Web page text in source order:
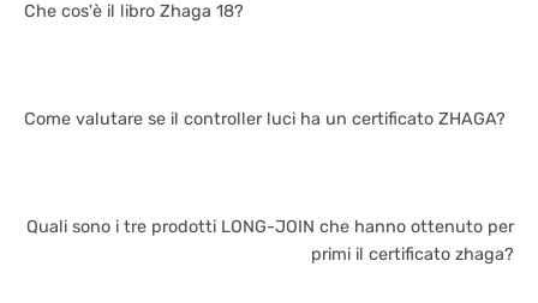
Che cos'è il libro Zhaga 18?
Come valutare se il controller luci ha un certificato ZHAGA?
Quali sono i tre prodotti LONG-JOIN che hanno ottenuto per
primi il certificato zhaga?